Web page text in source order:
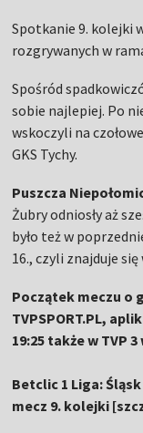
Spotkanie 9. kolejki
rozgrywanych w
Spośród
sobie najlepiej. Po
wskoczyli na
GKS Tychy.
Puszcza
Żubry odniosły aż
było też w
16., czyli znajduje
Początek meczu o
TVPSPORT.PL,
19:25 także w TVP
Betclic 1 Liga:
mecz 9. kolejki